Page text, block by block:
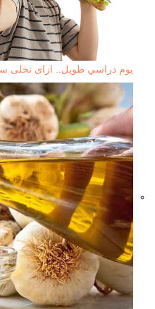
يوم دراسي طويل.. ازاى تخلى